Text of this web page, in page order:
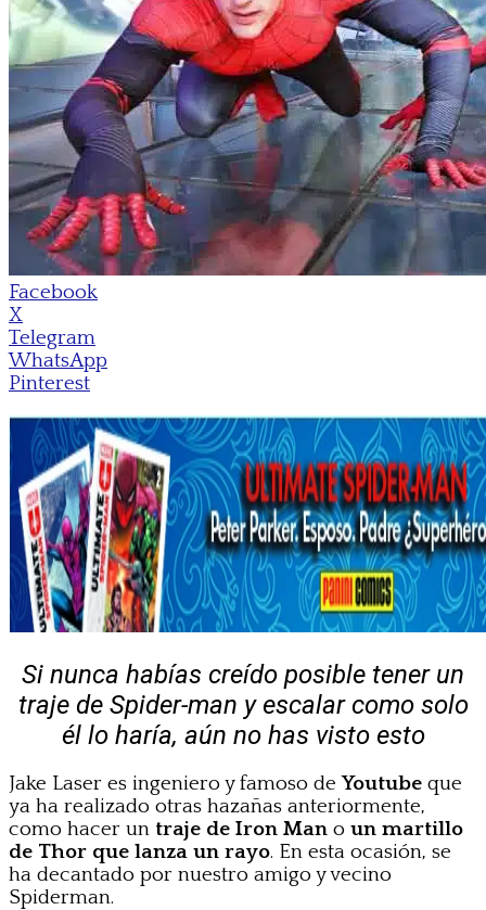
Facebook
X
Telegram
WhatsApp
Pinterest
Si nunca habías creído posible tener un
traje de Spider-man y escalar como solo
él lo haría, aún no has visto esto
Jake Laser es ingeniero y famoso deYoutube que
ya ha realizado otras hazañas anteriormente,
como hacer un traje de Iron Man o un martillo
de Thor que lanza un rayo. En esta ocasión, se
ha decantado por nuestro amigo y vecino
Spiderman.